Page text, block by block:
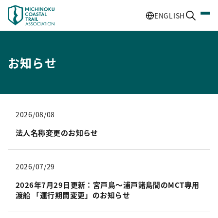
ENGLISH
お知らせ
2026/08/08
法人名称変更のお知らせ
2026/07/29
2026年7月29日更新：宮戸島〜浦戸諸島間のMCT専用
渡船 「運行期間変更」のお知らせ